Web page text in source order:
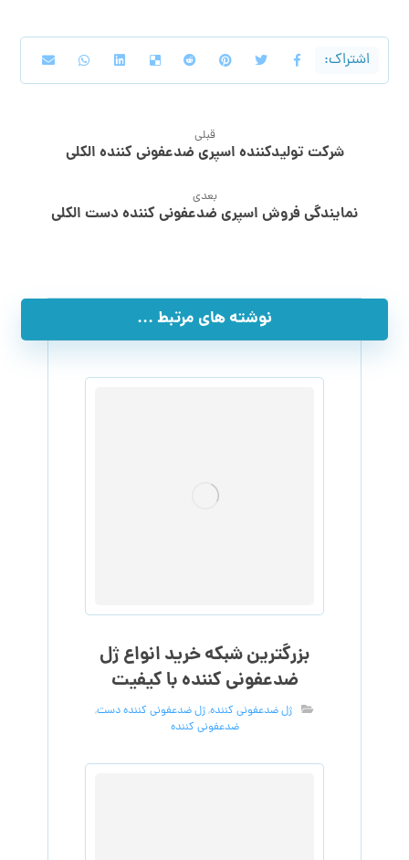
قبلی
شرکت تولیدکننده اسپری ضدعفونی کننده الکلی
بعدی
نمایندگی فروش اسپری ضدعفونی کننده دست الکلی
نوشته های مرتبط ...
بزرگترین شبکه خرید انواع ژل
ضدعفونی کننده با کیفیت
ژل ضدعفونی کننده,ژل ضدعفونی کننده دست,
ضدعفونی کننده